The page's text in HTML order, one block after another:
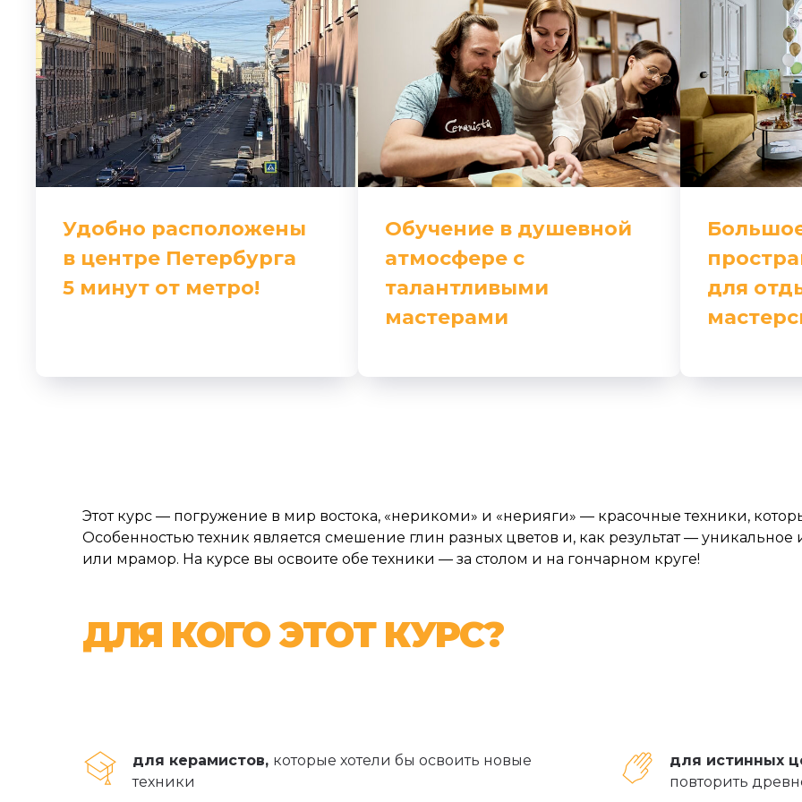
Удобно расположены
в центре Петербурга
5 минут от метро!
Обучение в душевной
атмосфере с
талантливыми
мастерами
для
Этот курс — погружение в мир востока, «нерикоми» и «нерияги» — красочные техники,
Особенностью техник является смешение глин разных цветов и, как результат —
или мрамор. На курсе вы освоите обе техники — за столом и на гончарном круге!
ДЛЯ КОГО ЭТОТ КУРС?
для керамистов, которые хотели бы освоить новые
техники
для истинных
повторить